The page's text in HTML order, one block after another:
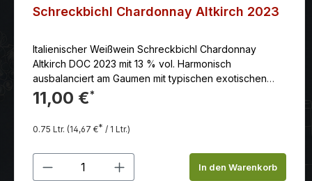
Schreckbichl Chardonnay Altkirch 2023
Italienischer Weißwein Schreckbichl Chardonnay
Altkirch DOC 2023 mit 13 % vol. Harmonisch
ausbalanciert am Gaumen mit typischen exotischen
Noten wie Ananas und Mango – ein Wein der sich
heute besonderer Gunst erfreut.
11,00 €*
0.75 Ltr. (14,67 €* / 1 Ltr.)
Produkt Anzahl: Gib denIn den Warenkorb